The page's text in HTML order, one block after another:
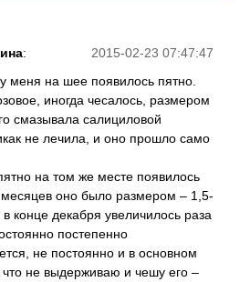
2015-02-23 07:47:47
:
меня на шее появилось пятно.
иногда чесалось, размером
смазывала салициловой
не лечила, и оно прошло само
на том же месте появилось
оно было размером – 1,5-
конце декабря увеличилось раза
постепенно
не постоянно и в основном
не выдерживаю и чешу его –